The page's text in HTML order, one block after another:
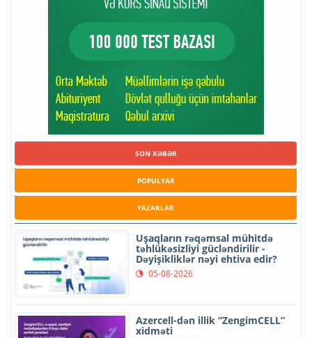
SON XƏBƏR
POPULYAR
YAZARLAR
Uşaqların rəqəmsal mühitdə
təhlükəsizliyi gücləndirilir -
Dəyişikliklər nəyi ehtiva edir?
05-08-2026
Azercell-dən illik “ZengimCELL”
xidməti